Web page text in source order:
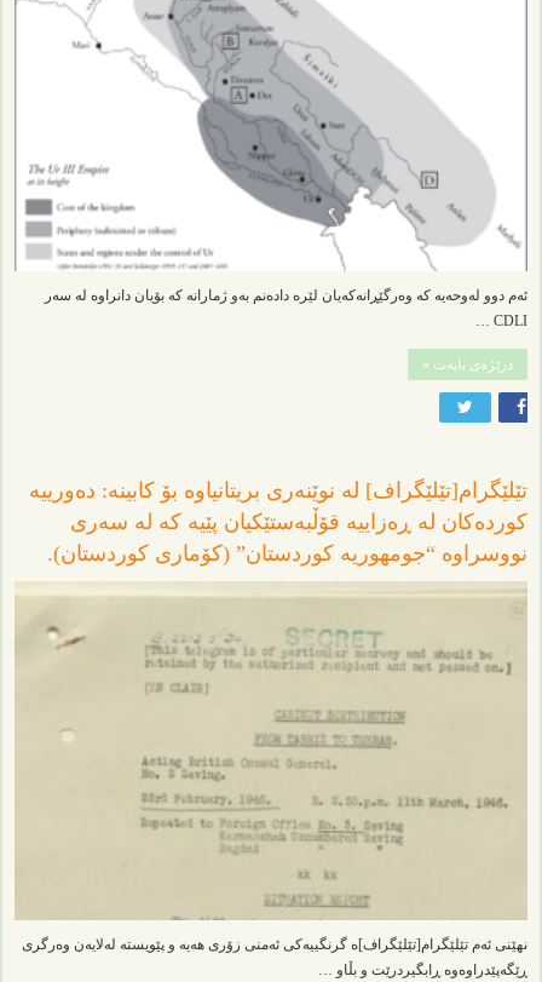
ئەم دوو لەوحەیە کە وەرگێڕانەکەیان لێرە دادەنم بەو ژمارانە کە بۆیان دانراوە لە سەر
CDLI …
درێژەی بابەت »
تێلێگرام[تێلێگراف] لە نوێنەری بریتانیاوە بۆ کابینە: دەورییە
کوردەکان لە ڕەزاییە قۆڵبەستێکیان پێیە کە لە سەری
نووسراوە “جومهوریە کوردستان” (کۆماری کوردستان).
نهێنی ئەم تێلێگرام[تێلێگراف]ە گرنگییەکی ئەمنی زۆری هەیە و پێویستە لەلایەن وەرگری
ڕێگەپێدراوەوە ڕابگیردرێت و بڵاو …